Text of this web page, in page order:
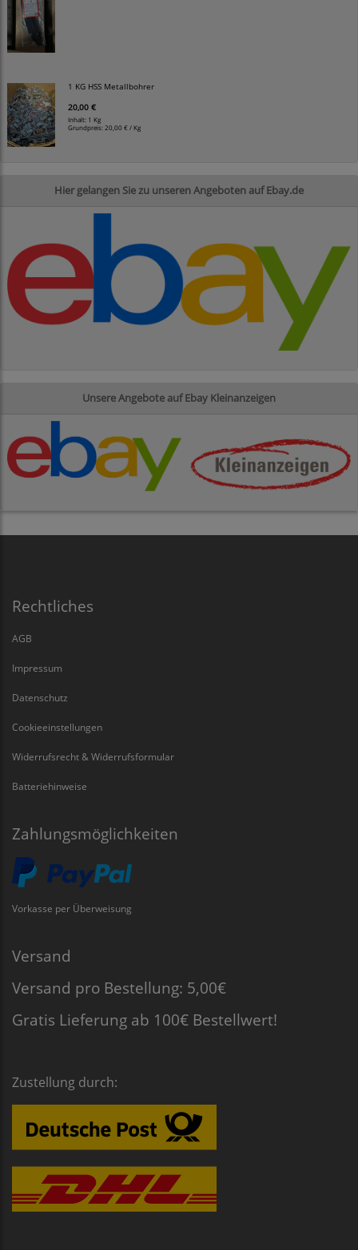
1 KG HSS Metallbohrer
20,00 €
Inhalt: 1 Kg
Grundpreis: 20,00 € / Kg
Hier gelangen Sie zu unseren Angeboten auf Ebay.de
Unsere Angebote auf Ebay Kleinanzeigen
Rechtliches
AGB
Impressum
Datenschutz
Cookieeinstellungen
Widerrufsrecht & Widerrufsformular
Batteriehinweise
Zahlungsmöglichkeiten
Vorkasse per Überweisung
Versand
Versand pro Bestellung: 5,00€
Gratis Lieferung ab 100€ Bestellwert!
Zustellung durch: